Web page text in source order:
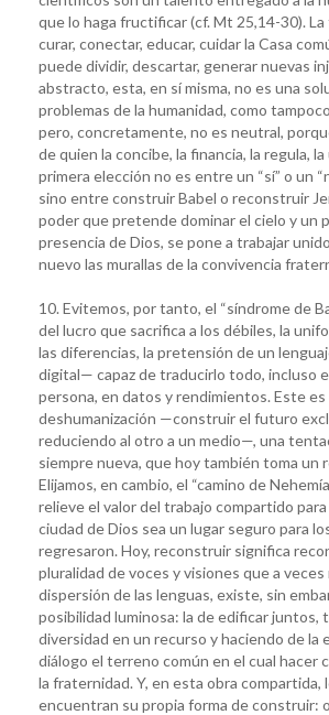
que lo haga fructificar (cf. Mt 25,14-30).
curar, conectar, educar, cuidar la Casa
puede dividir, descartar, generar nuevas
abstracto, esta, en sí misma, no es una
problemas de la humanidad, como
pero, concretamente, no es neutral,
de quien la concibe, la financia, la regula,
primera elección no es entre un “sí” o un
sino entre construir Babel o reconstruir
poder que pretende dominar el cielo y un
presencia de Dios, se pone a trabajar
nuevo las murallas de la convivencia
10. Evitemos, por tanto, el “síndrome de
del lucro que sacrifica a los débiles, la
las diferencias, la pretensión de un
digital— capaz de traducirlo todo, incluso
persona, en datos y rendimientos. Este es
deshumanización —construir el futuro
reduciendo al otro a un medio—, una
siempre nueva, que hoy también toma un
Elijamos, en cambio, el “camino de
relieve el valor del trabajo compartido para
ciudad de Dios sea un lugar seguro para
regresaron. Hoy, reconstruir significa
pluralidad de voces y visiones que a veces
dispersión de las lenguas, existe, sin
posibilidad luminosa: la de edificar juntos,
diversidad en un recurso y haciendo de la
diálogo el terreno común en el cual hacer
la fraternidad. Y, en esta obra compartida,
encuentran su propia forma de construir: